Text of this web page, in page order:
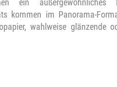
ein
kommen im Panorama-
wahlweise glänzende